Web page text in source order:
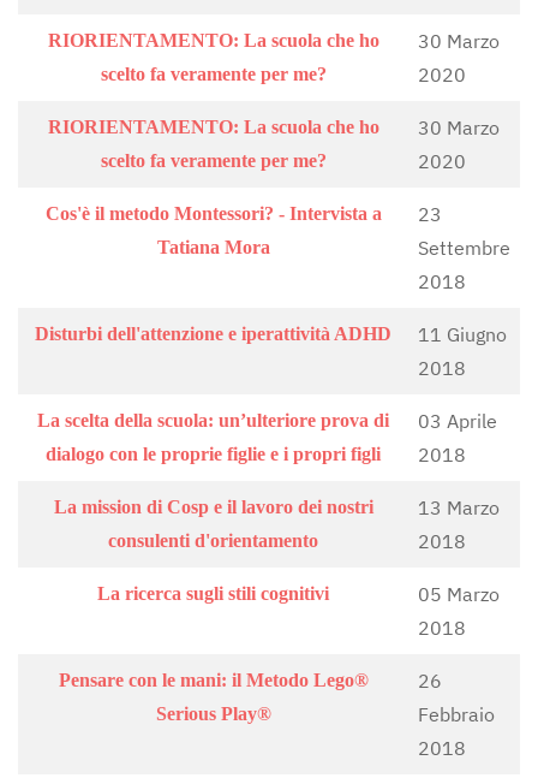
RIORIENTAMENTO: La scuola che ho
scelto fa veramente per me?
30 Marzo
2020
RIORIENTAMENTO: La scuola che ho
scelto fa veramente per me?
30 Marzo
2020
Cos'è il metodo Montessori? - Intervista a
Tatiana Mora
23
Settembre
2018
Disturbi dell'attenzione e iperattività ADHD
11 Giugno
2018
La scelta della scuola: un’ulteriore prova di
dialogo con le proprie figlie e i propri figli
03 Aprile
2018
La mission di Cosp e il lavoro dei nostri
consulenti d'orientamento
13 Marzo
2018
La ricerca sugli stili cognitivi
05 Marzo
2018
Pensare con le mani: il Metodo Lego®
Serious Play®
26
Febbraio
2018